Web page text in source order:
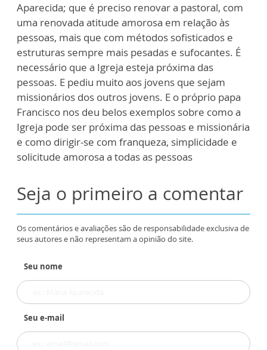
Aparecida; que é preciso renovar a pastoral, com
uma renovada atitude amorosa em relação às
pessoas, mais que com métodos sofisticados e
estruturas sempre mais pesadas e sufocantes. É
necessário que a Igreja esteja próxima das
pessoas. E pediu muito aos jovens que sejam
missionários dos outros jovens. E o próprio papa
Francisco nos deu belos exemplos sobre como a
Igreja pode ser próxima das pessoas e missionária
e como dirigir-se com franqueza, simplicidade e
solicitude amorosa a todas as pessoas
Seja o primeiro a comentar
Os comentários e avaliações são de responsabilidade exclusiva de
seus autores e não representam a opinião do site.
Seu nome
Seu e-mail